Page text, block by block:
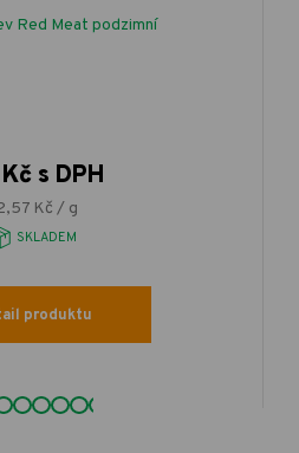
Red Meat podzimní
s DPH
Kč / g
SKLADEM
produktu